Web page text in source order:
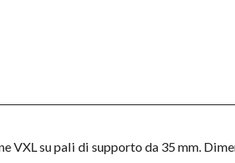
su pali di supporto da 35 mm.